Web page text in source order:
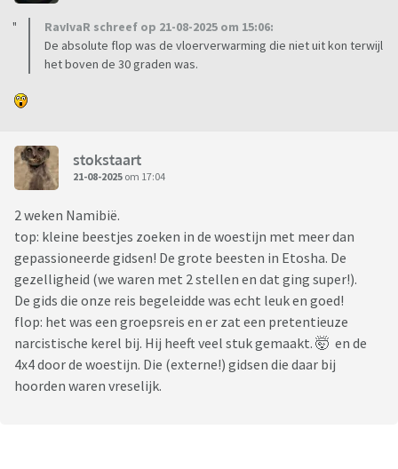
RavIvaR schreef op 21-08-2025 om 15:06:
De absolute flop was de vloerverwarming die niet uit kon terwijl
het boven de 30 graden was.
stokstaart
21-08-2025 om 17:04
2 weken Namibië.
top: kleine beestjes zoeken in de woestijn met meer dan
gepassioneerde gidsen! De grote beesten in Etosha. De
gezelligheid (we waren met 2 stellen en dat ging super!).
De gids die onze reis begeleidde was echt leuk en goed!
flop: het was een groepsreis en er zat een pretentieuze
narcistische kerel bij. Hij heeft veel stuk gemaakt. 🤯 en de
4x4 door de woestijn. Die (externe!) gidsen die daar bij
hoorden waren vreselijk.